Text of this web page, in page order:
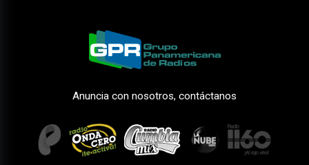
Anuncia con nosotros, contáctanos